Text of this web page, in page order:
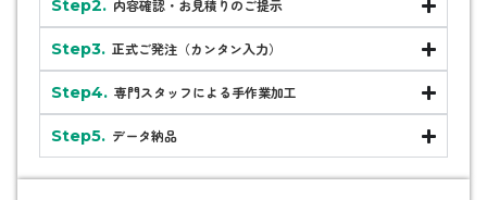
Step2. 内容確認・お見積りのご提示
Step3. 正式ご発注（カンタン入力）
Step4. 専門スタッフによる手作業加工
Step5. データ納品